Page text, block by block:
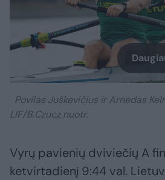
Povilas Juškevičius ir Arnedas
LIF/B.Czucz nuotr.
Vyrų pavienių dviviečių A
ketvirtadienį 9:44 val.